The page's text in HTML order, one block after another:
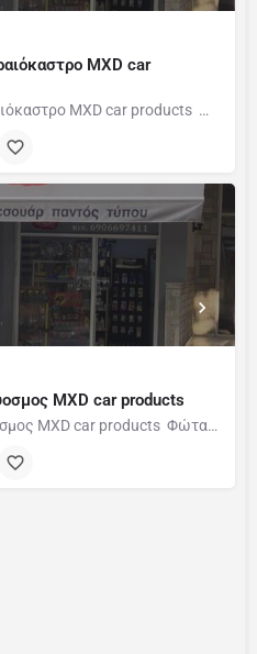
MXD car
Φώτα Led αυτοκινήτων Ωραιόκαστρο MXD car products Φώτα LED Πορείας / Προβολείς LED Βοηθητικές…
MXD car products
Φώτα Led αυτοκινήτων Εύοσμος MXD car products Φώτα LED Πορείας / Προβολείς LED Βοηθητικές Λάμπες LED…